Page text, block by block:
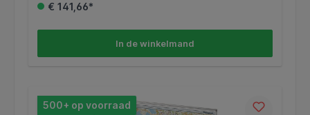
€ 141,66*
In de winkelmand
500+ op voorraad